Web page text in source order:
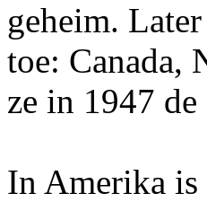
geheim.
toe: Canada,
ze in 1947
In Amerika